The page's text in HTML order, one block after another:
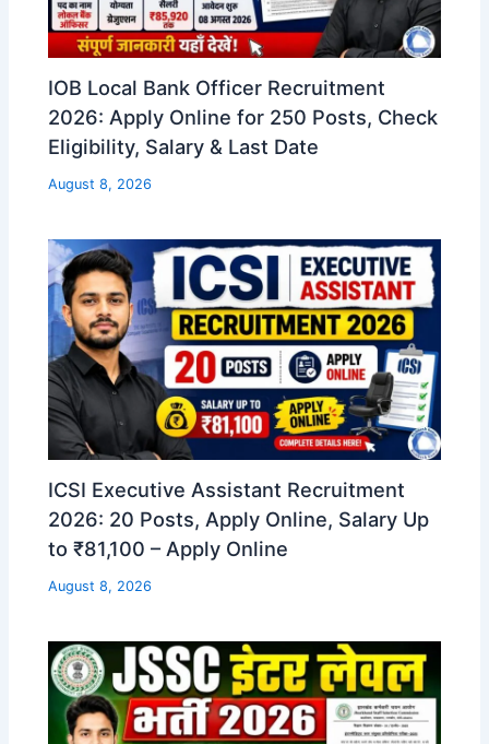
IOB Local Bank Officer Recruitment
2026: Apply Online for 250 Posts, Check
Eligibility, Salary & Last Date
August 8, 2026
ICSI Executive Assistant Recruitment
2026: 20 Posts, Apply Online, Salary Up
to ₹81,100 – Apply Online
August 8, 2026